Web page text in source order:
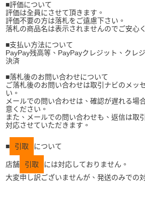
■評価について
評価は全員にさせて頂きます。
評価不要の方は落札をご遠慮下さい。
落札の商品名は表示されませんのでご安心
■支払い方法について
PayPay残高等、PayPayクレジット、クレ
決済
■落札後のお問い合わせについて
ご落札後のお問い合わせは取引ナビのメッ
い。
メールでの問い合わせは、確認が遅れる場
意ください。
また、メールでの問い合わせも、返信は取
対応させていただきます。
■ 引取 について
店舗 引取
には対応しておりません。
大変申し訳ございませんが、発送のみでの